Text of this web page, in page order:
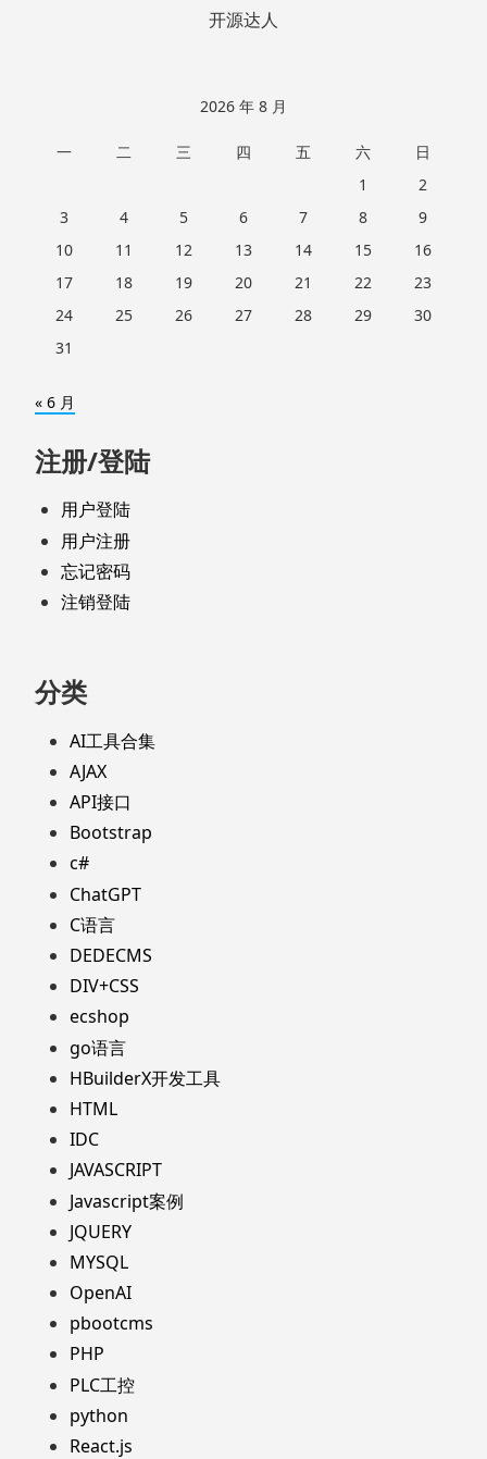
开源达人
2026 年 8 月
一 二 三 四 五 六
日
1
2
3
4 5 6 7 8
9
10
11 12 13 14 15
16
17
18 19 20 21 22
23
24
25 26 27 28 29
30
31
« 6 月
注册/登陆
用户登陆
用户注册
忘记密码
注销登陆
分类
AI工具合集
AJAX
API接口
Bootstrap
c#
ChatGPT
C语言
DEDECMS
DIV+CSS
ecshop
go语言
HBuilderX开发工具
HTML
IDC
JAVASCRIPT
Javascript案例
JQUERY
MYSQL
OpenAI
pbootcms
PHP
PLC工控
python
React.js